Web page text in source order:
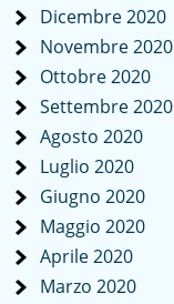
Dicembre 2020
Novembre 2020
Ottobre 2020
Settembre 2020
Agosto 2020
Luglio 2020
Giugno 2020
Maggio 2020
Aprile 2020
Marzo 2020